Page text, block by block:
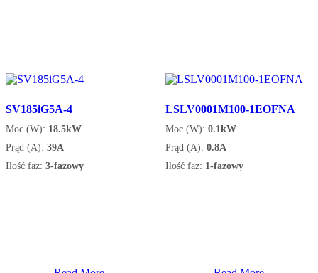
SV185iG5A-4
Moc (W): 18.5kW
Prąd (A): 39A
Ilość faz: 3-fazowy
LSLV0001M100-1EOFNA
Moc (W): 0.1kW
Prąd (A): 0.8A
Ilość faz: 1-fazowy